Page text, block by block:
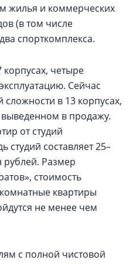
жилья и коммерческих
(в том числе
спорткомплекса.
корпусах, четыре
Сейчас
в 13 корпусах,
выведенном в продажу.
от студий
студий составляет 25–
Размер
стоимость
квартиры
не менее чем
с полной чистовой